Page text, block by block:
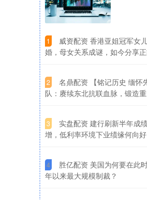
1
威资配资 香港亚姐冠军女
婚，母女关系成谜，如今分享
2
名鼎配资 【铭记历史 缅怀
队：赓续东北抗联血脉，锻造
3
实盘配资 建行刷新半年成
增，低利率环境下业绩缘何向好
4
胜亿配资 美国为何要在此
年以来最大规模制裁？